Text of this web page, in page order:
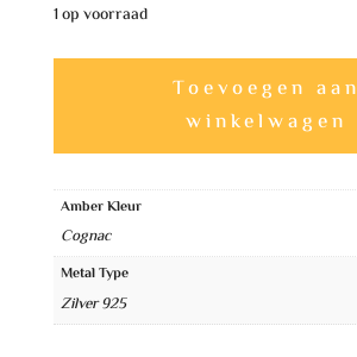
1 op voorraad
Zilveren
Oorbellen
Koe
aantal
Toevoegen aan
winkelwagen
Amber Kleur
Cognac
Metal Type
Zilver 925